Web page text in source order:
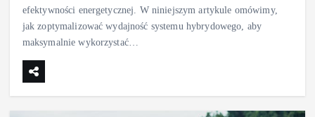
efektywności energetycznej. W niniejszym artykule omówimy,
jak zoptymalizować wydajność systemu hybrydowego, aby
maksymalnie wykorzystać…